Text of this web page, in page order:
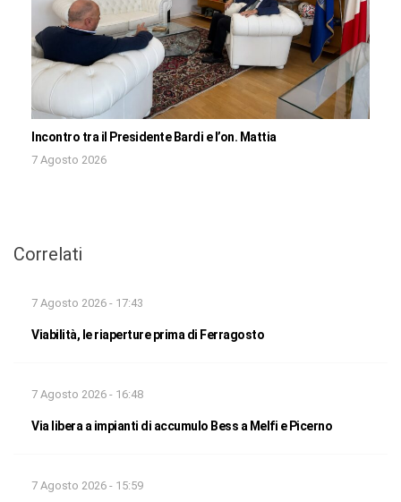
Incontro tra il Presidente Bardi e l’on. Mattia
7 Agosto 2026
Correlati
7 Agosto 2026 - 17:43
Viabilità, le riaperture prima di Ferragosto
7 Agosto 2026 - 16:48
Via libera a impianti di accumulo Bess a Melfi e Picerno
7 Agosto 2026 - 15:59